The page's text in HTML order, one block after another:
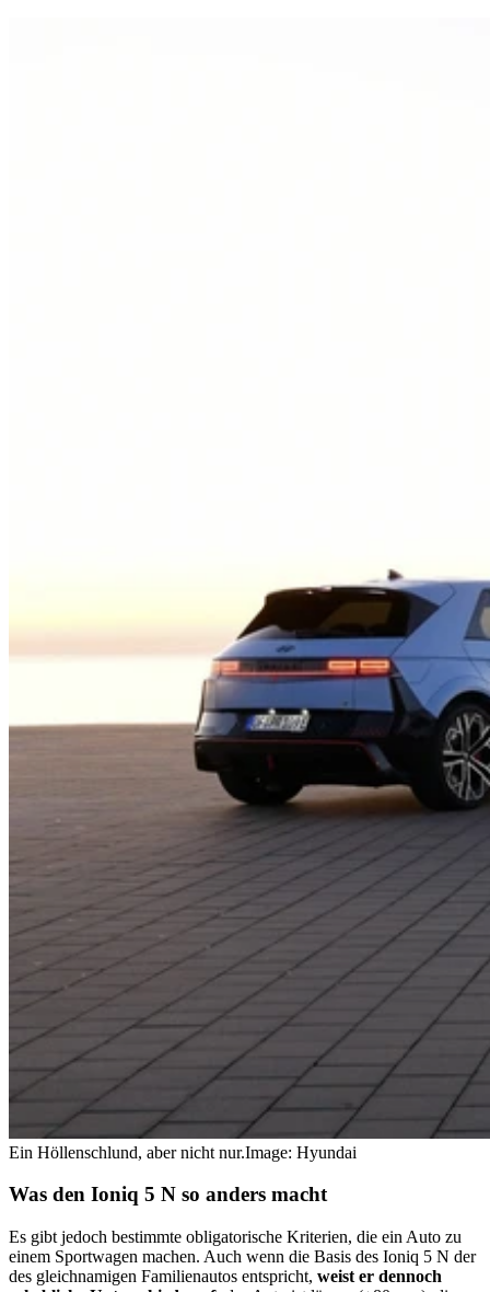
Ein Höllenschlund, aber nicht nur.Image: Hyundai
Was den Ioniq 5 N so anders macht
Es gibt jedoch bestimmte obligatorische Kriterien, die ein Auto zu
einem Sportwagen machen. Auch wenn die Basis des Ioniq 5 N der
des gleichnamigen Familienautos entspricht, weist er dennoch